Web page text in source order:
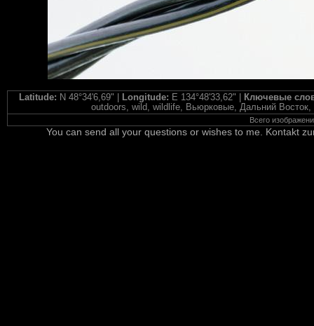
Latitude: N 48°34'6,69" | Longitude: E 134°48'33,62" |
Ключевые
outdoors, wild, wildlife, Вьюрковые, Дальний
Всего
You can send all your questions or wishes to me. Kontakt